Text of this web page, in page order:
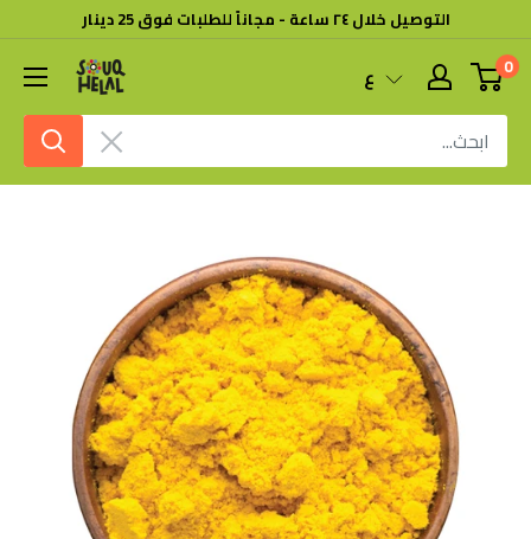
الى
المحتوى
التوصيل خلال ٢٤ ساعة - مجاناً للطلبات فوق 25 دينار
سوق
هلال
امسح
ع 0